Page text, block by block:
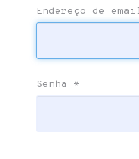
Endereço de
Senha *